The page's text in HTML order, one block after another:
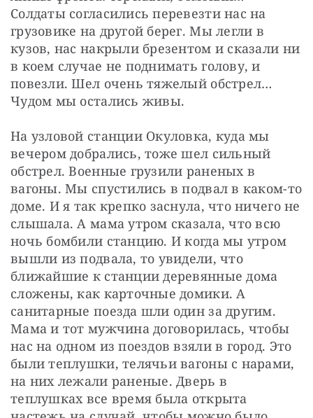
Солдаты согласились перевезти нас на
грузовике на другой берег. Мы легли в
кузов, нас накрыли брезентом и сказали ни
в коем случае не поднимать голову, и
повезли. Шел очень тяжелый обстрел…
Чудом мы остались живы.
На узловой станции Окуловка, куда мы
вечером добрались, тоже шел сильный
обстрел. Военные грузили раненых в
вагоны. Мы спустились в подвал в каком-то
доме. И я так крепко заснула, что ничего не
слышала. А мама утром сказала, что всю
ночь бомбили станцию. И когда мы утром
вышли из подвала, то увидели, что
ближайшие к станции деревянные дома
сложены, как карточные домики. А
санитарные поезда шли один за другим.
Мама и тот мужчина договорилась, чтобы
нас на одном из поездов взяли в город. Это
были теплушки, телячьи вагоны с нарами,
на них лежали раненые. Дверь в
теплушках все время была открыта